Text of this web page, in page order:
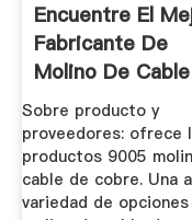
Encuentre El
Fabricante De
Molino De
Cobre ...
Sobre producto y
proveedores: ofrece
productos 9005
cable de cobre. Una
variedad de